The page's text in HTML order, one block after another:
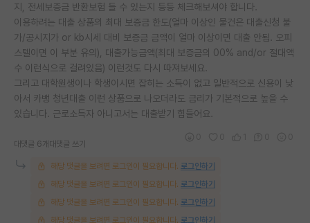
지, 전세보증금 반환보험 들 수 있는지 등등 체크해보셔야 합니다.
이용하려는 대출 상품의 최대 보증금 한도(얼마 이상인 물건은 대출신청 불
가/공시지가 or kb시세 대비 보증금 금액이 얼마 이상이면 대출 안됨. 오피
스텔이면 이 부분 유의), 대출가능금액(최대 보증금의 00% and/or 절대액
수 이런식으로 걸려있음) 이런것도 다시 따져보세요.
그리고 대학원생이나 학생이시면 잡히는 소득이 없고 일반적으로 신용이 낮
아서 카뱅 청년대출 이런 상품으로 나오더라도 금리가 기본적으로 높을 수
있습니다. 근로소득자 아니고서는 대출받기 힘들어요.
대댓글 6개 대댓글 쓰기
해당 댓글을 보려면 로그인이 필요합니다. 로그인하기
해당 댓글을 보려면 로그인이 필요합니다. 로그인하기
해당 댓글을 보려면 로그인이 필요합니다. 로그인하기
해당 댓글을 보려면 로그인이 필요합니다. 로그인하기